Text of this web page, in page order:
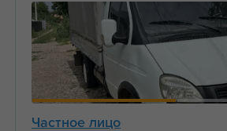
Частное лицо